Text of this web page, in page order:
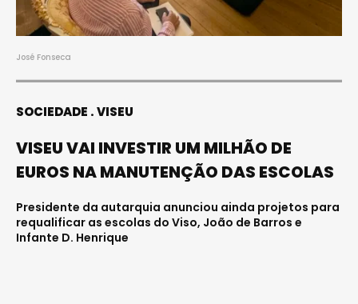
José Fonseca
SOCIEDADE VISEU
VISEU VAI INVESTIR UM MILHÃO DE
EUROS NA MANUTENÇÃO DAS ESCOLAS
Presidente da autarquia anunciou ainda projetos para
requalificar as escolas do Viso, João de Barros e
Infante D. Henrique